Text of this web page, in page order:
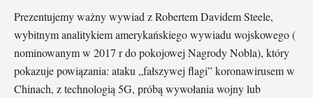
Prezentujemy ważny wywiad z Robertem Davidem Steele,
wybitnym analitykiem amerykańskiego wywiadu wojskowego (
nominowanym w 2017 r do pokojowej Nagrody Nobla), który
pokazuje powiązania: ataku „fałszywej flagi” koronawirusem w
Chinach, z technologią 5G, próbą wywołania wojny lub